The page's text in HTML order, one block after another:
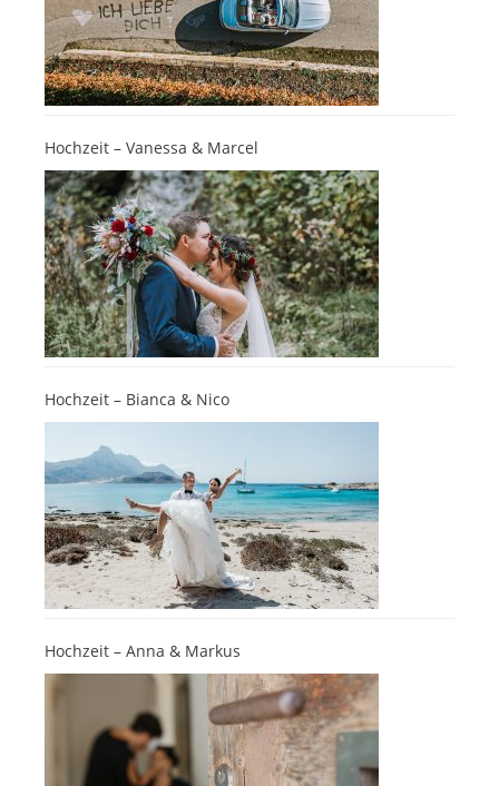
Hochzeit – Vanessa & Marcel
Hochzeit – Bianca & Nico
Hochzeit – Anna & Markus